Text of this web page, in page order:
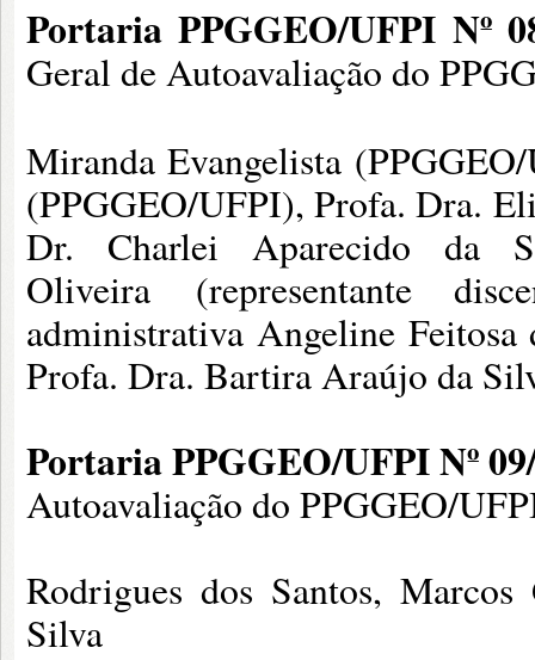
Portaria PPGGEO/UFPI Nº
Geral de Autoavaliação do
Miranda Evangelista
(PPGGEO/UFPI), Profa. Dra.
Dr. Charlei Aparecido da
Oliveira (representante
administrativa Angeline
Profa. Dra. Bartira Araújo da
Portaria PPGGEO/UFPI Nº
Autoavaliação do PPGGEO/
Rodrigues dos Santos,
Silva